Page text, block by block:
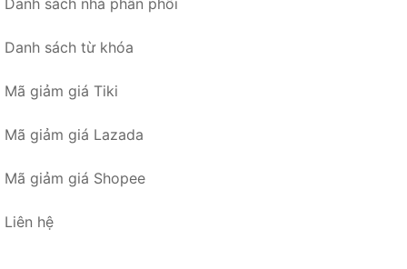
Danh sách nhà phân phối
Danh sách từ khóa
Mã giảm giá Tiki
Mã giảm giá Lazada
Mã giảm giá Shopee
Liên hệ